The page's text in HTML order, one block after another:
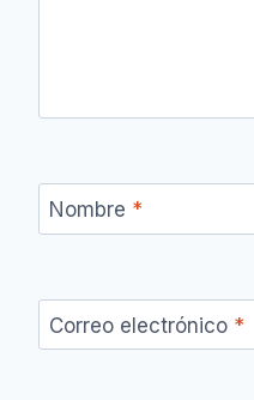
Nombre *
Correo electrónico *